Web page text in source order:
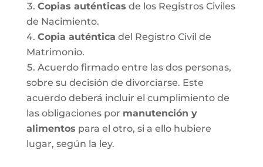
Copias auténticas de los Registros Civiles
de Nacimiento.
Copia auténtica del Registro Civil de
Matrimonio.
Acuerdo firmado entre las dos personas,
sobre su decisión de divorciarse. Este
acuerdo deberá incluir el cumplimiento de
las obligaciones por manutención y
alimentos para el otro, si a ello hubiere
lugar, según la ley.